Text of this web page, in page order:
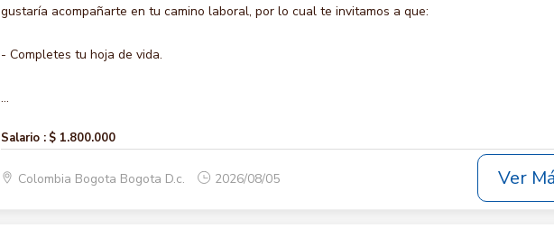
gustaría acompañarte en tu camino laboral, por lo cual te invitamos a que:
- Completes tu hoja de vida.
...
Salario : $ 1.800.000
Colombia Bogota Bogota D.c. 2026/08/05 Ver